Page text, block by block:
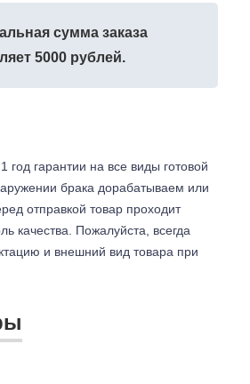
сумма заказа
5000 рублей.
гарантии на все виды готовой
брака дорабатываем или
отправкой товар проходит
качества. Пожалуйста, всегда
и внешний вид товара при